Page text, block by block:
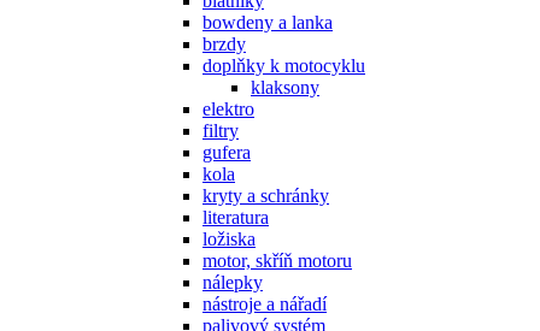
bowdeny a lanka
brzdy
doplňky k motocyklu
klaksony
elektro
filtry
gufera
kola
kryty a schránky
literatura
ložiska
motor, skříň motoru
nálepky
nástroje a nářadí
palivový systém